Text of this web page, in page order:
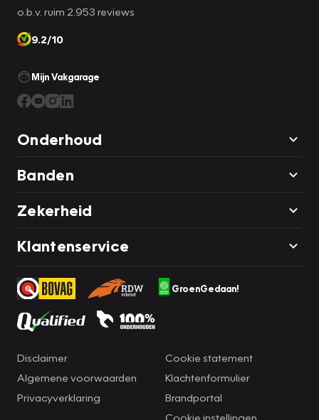
o.b.v. ruim 2.953 reviews
9.2/10
Mijn Vakgarage
Onderhoud
Banden
Zekerheid
Klantenservice
GroenGedaan!
Disclaimer
Algemene voorwaarden
Privacyverklaring
Cookie statement
Klachtenformulier
Brandportal
Cookie instellingen